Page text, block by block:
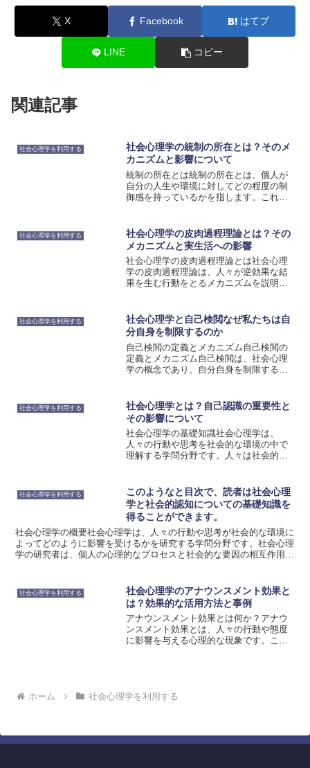
X Facebook はてブ
LINE コピー
関連記事
社会心理学を利用する
社会心理学の統制の所在とは？そのメ
カニズムと影響について
統制の所在とは統制の所在とは、個人が
自分の人生や環境に対してどの程度の制
御感を持っているかを指します。これは
素です。統制の所在は一般的に内的統制
と外的統制の2つに分けら...
社会心理学を利用する
社会心理学の皮肉過程理論とは？その
メカニズムと実生活への影響
社会心理学の皮肉過程理論とは社会心理
学の皮肉過程理論は、人々が逆効果な結
果を生む行動をとるメカニズムを説明す
に、逆にその結果を引き寄せる行動をと
ることがあります。例えば、...
社会心理学を利用する
社会心理学と自己検閲なぜ私たちは自
分自身を制限するのか
自己検閲の定義とメカニズム自己検閲の
定義とメカニズム自己検閲は、社会心理
学の概念であり、自分自身を制限する行
で実現されます。なぜ私たちは自己検閲
を行うのでしょうか？それ...
社会心理学を利用する
社会心理学とは？自己認識の重要性と
その影響について
社会心理学の基礎知識社会心理学は、
人々の行動や思考を社会的な環境の中で
理解する学問分野です。人々は社会的な
認識は、自分自身の特徴や能力を認識す
ることであり、自己のアイデ...
社会心理学を利用する
このようなと目次で、読者は社会心理
学と社会的認知についての基礎知識を
得ることができます。
社会心理学の概要社会心理学は、人々の行動や思考が社会的な環境に
よってどのように影響を受けるかを研究する学問分野です。社会心理
学の研究者は、個人の心理的なプロセスと社会的な要因の相互作用を
社会心理学を利用する
社会心理学のアナウンスメント効果と
は？効果的な活用方法と事例
アナウンスメント効果とは何か？アナウ
ンスメント効果とは、人々の行動や態度
に影響を与える心理的な現象です。この
ホーム
社会心理学を利用する